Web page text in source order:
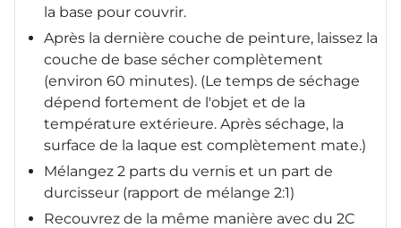
la base pour couvrir.
Après la dernière couche de peinture, laissez la
couche de base sécher complètement
(environ 60 minutes). (Le temps de séchage
dépend fortement de l'objet et de la
température extérieure. Après séchage, la
surface de la laque est complètement mate.)
Mélangez 2 parts du vernis et un part de
durcisseur (rapport de mélange 2:1)
Recouvrez de la même manière avec du 2C